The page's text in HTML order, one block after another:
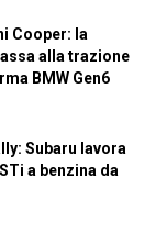
Cooper: la
alla trazione
BMW Gen6
Subaru lavora
a benzina da